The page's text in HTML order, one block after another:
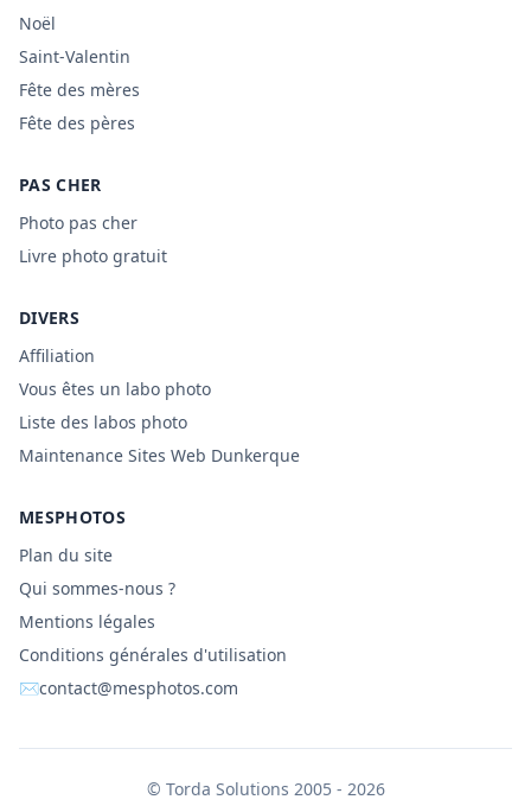
Noël
Saint-Valentin
Fête des mères
Fête des pères
PAS CHER
Photo pas cher
Livre photo gratuit
DIVERS
Affiliation
Vous êtes un labo photo
Liste des labos photo
Maintenance Sites Web Dunkerque
MESPHOTOS
Plan du site
Qui sommes-nous ?
Mentions légales
Conditions générales d'utilisation
✉contact@mesphotos.com
© Torda Solutions 2005 - 2026